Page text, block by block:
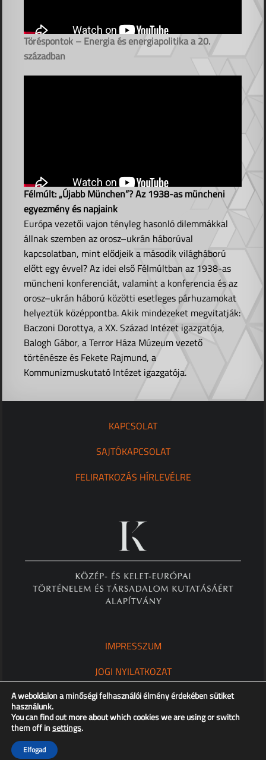
Töréspontok – Energia és energiapolitika a 20.
században
Félmúlt: „Újabb München”? Az 1938-as müncheni
egyezmény és napjaink
Európa vezetői vajon tényleg hasonló dilemmákkal
állnak szemben az orosz–ukrán háborúval
kapcsolatban, mint elődjeik a második világháború
előtt egy évvel? Az idei első Félmúltban az 1938-as
müncheni konferenciát, valamint a konferencia és az
orosz–ukrán háború közötti esetleges párhuzamokat
helyeztük középpontba. Akik mindezeket megvitatják:
Baczoni Dorottya, a XX. Század Intézet igazgatója,
Balogh Gábor, a Terror Háza Múzeum vezető
történésze és Fekete Rajmund, a
Kommunizmuskutató Intézet igazgatója.
KAPCSOLAT
SAJTÓKAPCSOLAT
FELIRATKOZÁS HÍRLEVÉLRE
IMPRESSZUM
JOGI NYILATKOZAT
ADATKEZELÉSI TÁJÉKOZTATÓ
Copyright © XX. Század Intézet – Minden jog fenntartva!
A weboldalon a minőségi felhasználói élmény érdekében sütiket
használunk.
You can find out more about which cookies we are using or switch
them off insettings.
Elfogad